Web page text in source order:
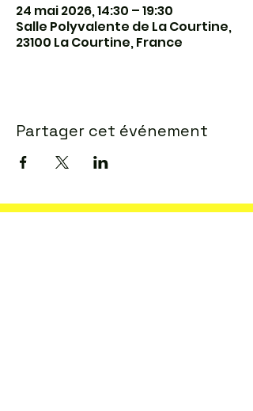
24 mai 2026, 14:30 – 19:30
Salle Polyvalente de La Courtine,
23100 La Courtine, France
Partager cet événement